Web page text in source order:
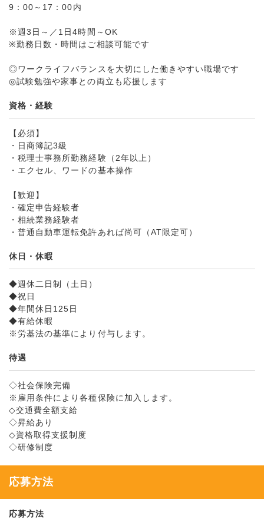
9：00～17：00内
※週3日～／1日4時間～OK
※勤務日数・時間はご相談可能です
◎ワークライフバランスを大切にした働きやすい職場です
◎試験勉強や家事との両立も応援します
資格・経験
【必須】
・日商簿記3級
・税理士事務所勤務経験（2年以上）
・エクセル、ワードの基本操作
【歓迎】
・確定申告経験者
・相続業務経験者
・普通自動車運転免許あれば尚可（AT限定可）
休日・休暇
◆週休二日制（土日）
◆祝日
◆年間休日125日
◆有給休暇
※労基法の基準により付与します。
待遇
◇社会保険完備
※雇用条件により各種保険に加入します。
◇交通費全額支給
◇昇給あり
◇資格取得支援制度
◇研修制度
応募方法
応募方法